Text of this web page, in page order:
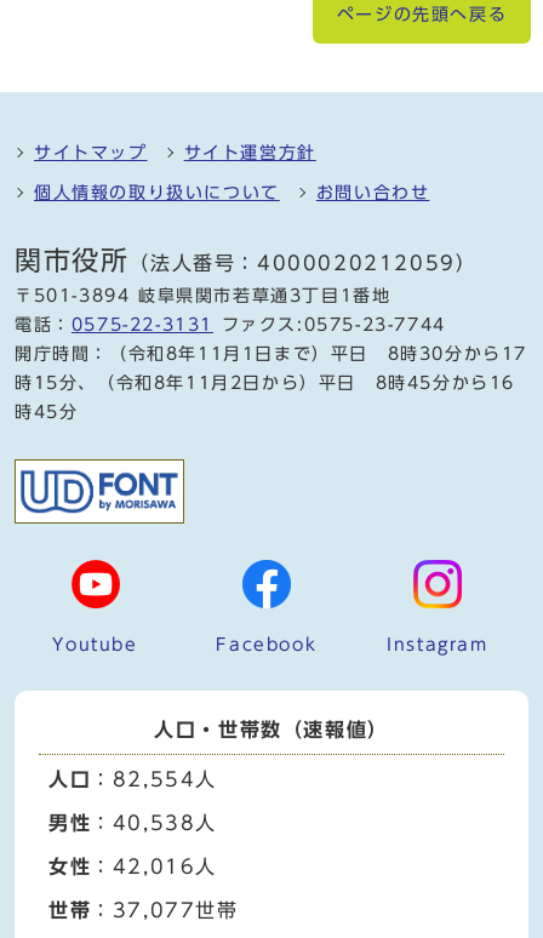
ページの先頭へ戻る
サイトマップ サイト運営方針
個人情報の取り扱いについて お問い合わせ
関市役所 （法人番号：4000020212059）
〒501-3894 岐阜県関市若草通3丁目1番地
電話： 0575-22-3131
ファクス:0575-23-7744
開庁時間：（令和8年11月1日まで）平日 8時30分から17
時15分、（令和8年11月2日から）平日 8時45分から16
時45分
Youtube Facebook Instagram
人口・世帯数（速報値）
人口 ：82,554人
男性 ：40,538人
女性 ：42,016人
世帯 ：37,077世帯